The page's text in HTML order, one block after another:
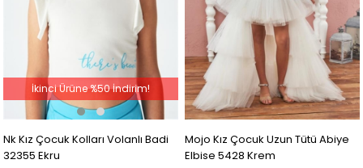
Nk Kız Çocuk Kolları Volanlı Badi
32355 Ekru
İkinci Ürüne %50 İndirim!
Mojo Kız Çocuk Uzun Tütü Abiye
Elbise 5428 Krem